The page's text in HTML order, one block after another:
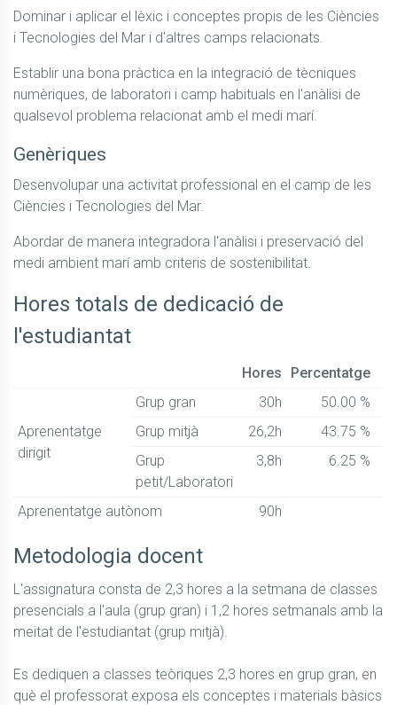
Dominar i aplicar el lèxic i conceptes propis de les Ciències
i Tecnologies del Mar i d'altres camps relacionats.
Establir una bona pràctica en la integració de tècniques
numèriques, de laboratori i camp habituals en l'anàlisi de
qualsevol problema relacionat amb el medi marí.
Genèriques
Desenvolupar una activitat professional en el camp de les
Ciències i Tecnologies del Mar.
Abordar de manera integradora l'anàlisi i preservació del
medi ambient marí amb criteris de sostenibilitat.
Hores totals de dedicació de
l'estudiantat
Hores Percentatge
Aprenentatge
dirigit
Grup gran 30h
50.00 %
Grup mitjà
26,2h
43.75 %
Grup
petit/Laboratori
3,8h 6.25 %
Aprenentatge autònom 90h
Metodologia docent
L'assignatura consta de 2,3 hores a la setmana de classes
presencials a l'aula (grup gran) i 1,2 hores setmanals amb la
meitat de l'estudiantat (grup mitjà).
Es dediquen a classes teòriques 2,3 hores en grup gran, en
què el professorat exposa els conceptes i materials bàsics